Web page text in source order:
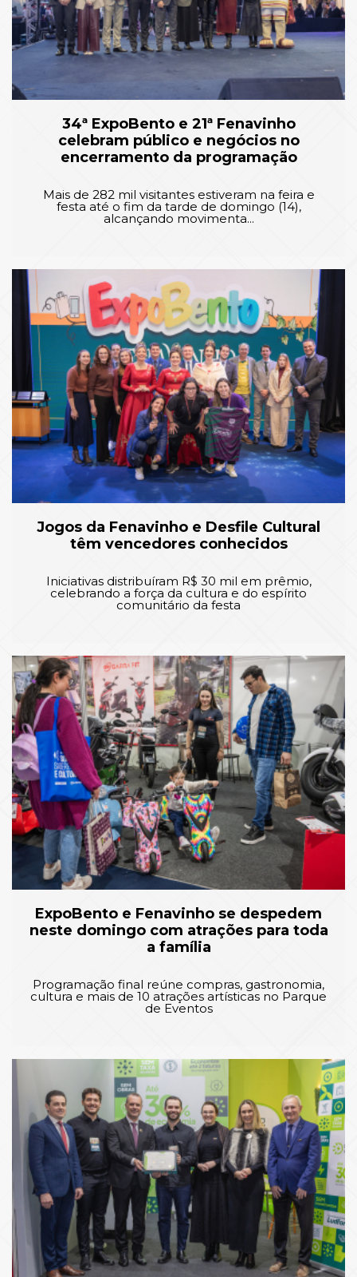
34ª ExpoBento e 21ª Fenavinho
celebram público e negócios no
encerramento da programação
Mais de 282 mil visitantes estiveram na feira e
festa até o fim da tarde de domingo (14),
alcançando movimenta...
Jogos da Fenavinho e Desfile Cultural
têm vencedores conhecidos
Iniciativas distribuíram R$ 30 mil em prêmio,
celebrando a força da cultura e do espírito
comunitário da festa
ExpoBento e Fenavinho se despedem
neste domingo com atrações para toda
a família
Programação final reúne compras, gastronomia,
cultura e mais de 10 atrações artísticas no Parque
de Eventos